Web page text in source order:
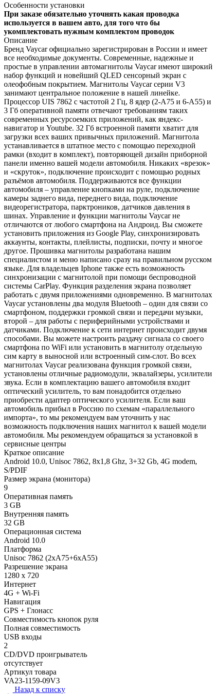
Особенности установки
При заказе обязательно уточнять какая проводка
используется в вашем авто, для того что бы
укомплектовать нужным комплектом проводок
Описание
Бренд Vaycar официально зарегистрирован в России и имеет
все необходимые документы. Современные, надежные и
простые в управлении автомагнитолы Vaycar имеют широкий
набор функций и новейший QLED сенсорный экран с
олеофобным покрытием. Магнитолы Vaycar серии V3
занимают центральное положение в нашей линейке.
Процессор UIS 7862 с частотой 2 Гц, 8 ядер (2-А75 и 6-А55) и
3 Гб оперативной памяти отвечают требованиям таких
современных ресурсоемких приложений, как яндекс-
навигатор и Youtube. 32 Гб встроенной памяти хватит для
загрузки всех ваших привычных приложений. Магнитола
устанавливается в штатное место с помощью переходной
рамки (входит в комплект), повторяющей дизайн приборной
панели именно вашей модели автомобиля. Никаких «врезок»
и «скруток», подключение происходит с помощью родных
разъёмов автомобиля. Поддерживаются все функции
автомобиля – управление кнопками на руле, подключение
камеры заднего вида, переднего вида, подключение
видеорегистратора, парктроников, датчиков давления в
шинах. Управление и функции магнитолы Vaycar не
отличаются от любого смартфона на Андроид. Вы сможете
установить приложения из Google Play, синхронизировать
аккаунты, контакты, плейлисты, подписки, почту и многое
другое. Прошивка магнитолы разработана нашим
специалистом и меню написано сразу на правильном русском
языке. Для владельцев Iphone также есть возможность
синхронизации с магнитолой при помощи беспроводной
системы CarPlay. Функция разделения экрана позволяет
работать с двумя приложениями одновременно. В магнитолах
Vaycar установлены два модуля Bluetooth – один для связи со
смартфоном, поддержки громкой связи и передачи музыки,
второй – для работы с периферийными устройствами и
датчиками. Подключение к сети интернет происходит двумя
способами. Вы можете настроить раздачу сигнала со своего
смартфона по WiFi или установить в магнитолу отдельную
сим карту в выносной или встроенный сим-слот. Во всех
магнитолах Vaycar реализована функция громкой связи,
установлены отличные радиомодули, эквалайзеры, усилители
звука. Если в комплектацию вашего автомобиля входит
оптический усилитель, то вам понадобится отдельно
приобрести адаптер оптического усилителя. Если ваш
автомобиль прибыл в Россию по схемам «параллельного
импорта», то мы рекомендуем вам уточнить у нас
возможность подключения наших магнитол к вашей модели
автомобиля. Мы рекомендуем обращаться за установкой в
сервисные центры
Краткое описание
Android 10.0, Unisoc 7862, 8х1,8 Ghz, 3+32 Gb, 4G modem,
S/PDIF
Размер экрана (монитора)
9
Оперативная память
3 GB
Внутренняя память
32 GB
Операционная система
Android 10.0
Платформа
Unisoc 7862 (2xA75+6xA55)
Разрешение экрана
1280 x 720
Интернет
4G + Wi-Fi
Навигация
GPS + Глонасс
Совместимость кнопок руля
Полная совместимость
USB входы
2
CD/DVD проигрыватель
отсутствует
Артикул товара
VA23-1159-09V3
Назад к списку